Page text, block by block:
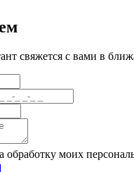
свяжется с вами в
обработку моих